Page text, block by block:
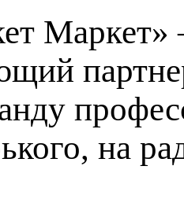
Маркет»
на